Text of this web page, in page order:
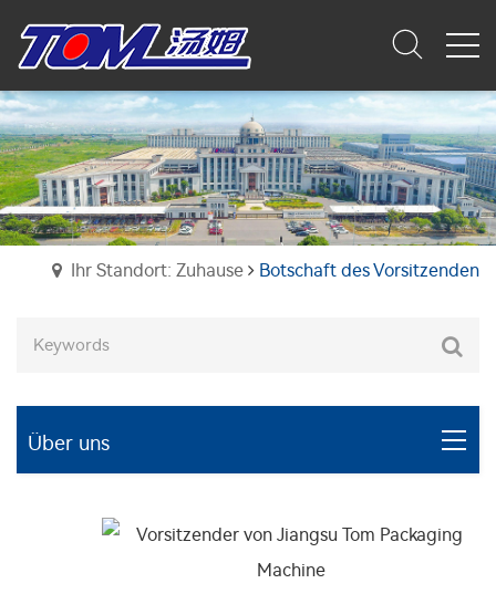
Ihr Standort: Zuhause Botschaft des Vorsitzenden
Über uns